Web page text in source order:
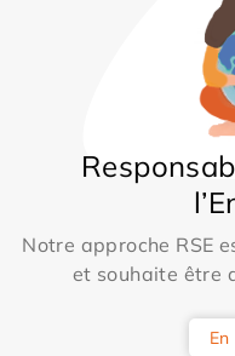
Notre approche RSE
et souhaite être